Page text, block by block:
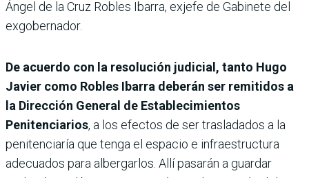
Ángel de la Cruz Robles Ibarra, exjefe de Gabinete del
exgobernador.
De acuerdo con la resolución judicial, tanto Hugo
Javier como Robles Ibarra deberán ser remitidos a
la Dirección General de Establecimientos
Penitenciarios, a los efectos de ser trasladados a la
penitenciaría que tenga el espacio e infraestructura
adecuados para albergarlos. Allí pasarán a guardar